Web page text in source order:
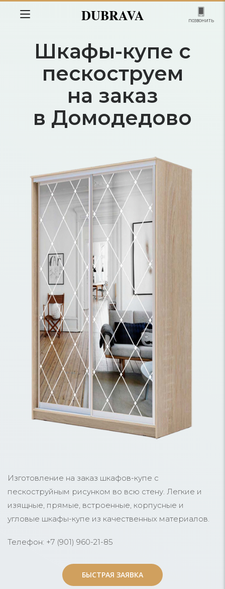
DUBRAVA позвонить
Шкафы-купе с
пескоструем
на заказ
в Домодедово
Изготовление на заказ шкафов-купе с
пескоструйным рисунком во всю стену. Легкие и
изящные, прямые, встроенные, корпусные и
угловые шкафы-купе из качественных материалов.
Телефон: +7 (901) 960-21-85
БЫСТРАЯ ЗАЯВКА
БЫСТРАЯ ЗАЯВКА